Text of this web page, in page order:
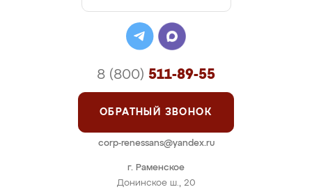
г. Раменское
Донинское ш., 20
8 (800) 511-89-55
ОБРАТНЫЙ ЗВОНОК
corp-renessans@yandex.ru